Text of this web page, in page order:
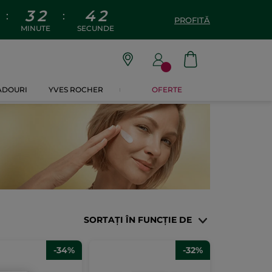
: 3 2
MINUTE
: 41
SECUNDE
PROFITĂ
YVES ROCHER OFERTE
SORTAȚI ÎN FUNCȚIE DE
-34% -32%